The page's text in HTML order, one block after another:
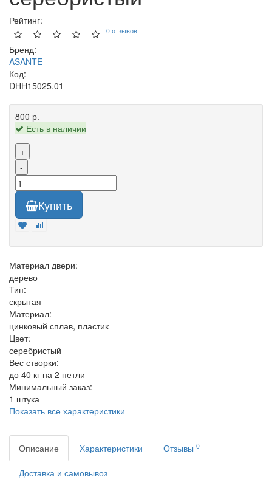
Рейтинг:
0 отзывов
Бренд:
ASANTE
Код:
DHH15025.01
800 р.
Есть в наличии
+
-
Купить
Материал двери:
дерево
Тип:
скрытая
Материал:
цинковый сплав, пластик
Цвет:
серебристый
Вес створки:
до 40 кг на 2 петли
Минимальный заказ:
1 штука
Показать все характеристики
Описание Характеристики Отзывы 0
Доставка и самовывоз